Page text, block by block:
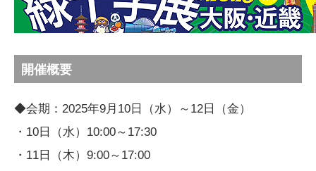
開催概要
◆会期：2025年9月10日（水）～12日（金）
・10日（水）10:00～17:30
・11日（木）9:00～17:00